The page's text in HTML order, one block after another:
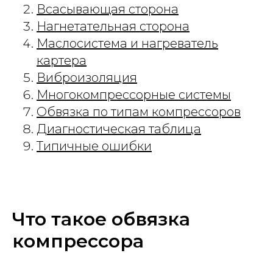
Всасывающая сторона
Нагнетательная сторона
Маслосистема и нагреватель
картера
Виброизоляция
Многокомпрессорные системы
Обвязка по типам компрессоров
Диагностическая таблица
Типичные ошибки
Что такое обвязка
компрессора